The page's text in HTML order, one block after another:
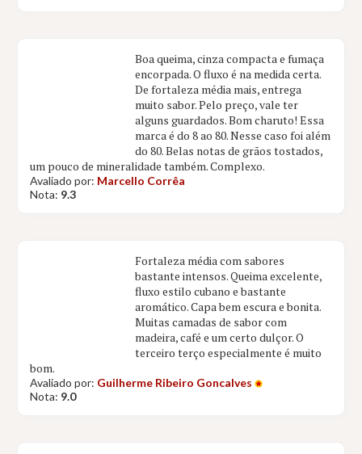
Boa queima, cinza compacta e fumaça
encorpada. O fluxo é na medida certa.
De fortaleza média mais, entrega
muito sabor. Pelo preço, vale ter
alguns guardados. Bom charuto! Essa
marca é do 8 ao 80. Nesse caso foi além
do 80. Belas notas de grãos tostados,
um pouco de mineralidade também. Complexo.
Avaliado por: Marcello Corrêa
Nota: 9.3
Fortaleza média com sabores
bastante intensos. Queima excelente,
fluxo estilo cubano e bastante
aromático. Capa bem escura e bonita.
Muitas camadas de sabor com
madeira, café e um certo dulçor. O
terceiro terço especialmente é muito
bom.
Avaliado por: Guilherme Ribeiro Goncalves
Nota: 9.0